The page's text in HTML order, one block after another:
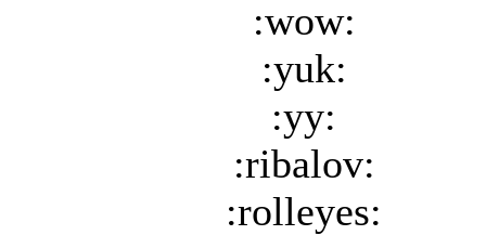
:wow:
:yuk:
:yy:
:ribalov:
:rolleyes: